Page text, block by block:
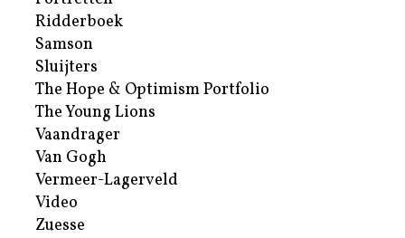
Ridderboek
Samson
Sluijters
The Hope & Optimism Portfolio
The Young Lions
Vaandrager
Van Gogh
Vermeer-Lagerveld
Video
Zuesse